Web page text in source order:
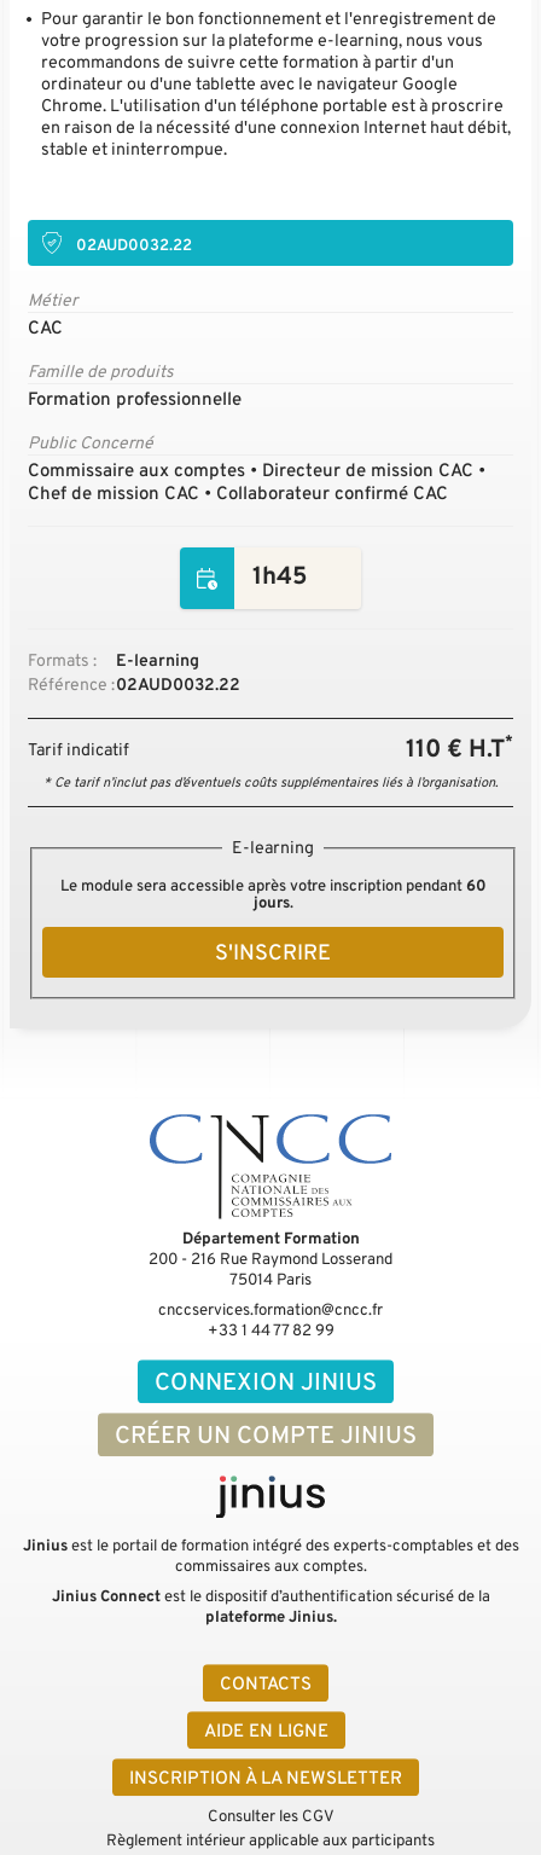
Pour garantir le bon fonctionnement et l'enregistrement de
votre progression sur la plateforme e-learning, nous vous
recommandons de suivre cette formation à partir d'un
ordinateur ou d'une tablette avec le navigateur Google
Chrome. L'utilisation d'un téléphone portable est à proscrire
en raison de la nécessité d'une connexion Internet haut débit,
stable et ininterrompue.
02AUD0032.22
Métier
CAC
Famille de produits
Formation professionnelle
Public Concerné
Commissaire aux comptes • Directeur de mission CAC •
Chef de mission CAC • Collaborateur confirmé CAC
1h45
Formats :
E-learning
Référence :02AUD0032.22
Tarif indicatif 110 € H.T*
* Ce tarif n’inclut pas d’éventuels coûts supplémentaires liés à l’organisation.
E-learning
Le module sera accessible après votre inscription pendant60
jours.
S'INSCRIRE
CONNEXION JINIUS
CRÉER UN COMPTE JINIUS
CONTACTS
AIDE EN LIGNE
INSCRIPTION À LA NEWSLETTER
Département Formation
200 - 216 Rue Raymond Losserand
75014 Paris
cnccservices.formation@cncc.fr
+33 1 44 77 82 99
Jiniusest le portail de formation intégré des experts-comptables et des
commissaires aux comptes.
Jinius Connectest le dispositif d’authentification sécurisé de la
plateforme Jinius.
Consulter les CGV
Règlement intérieur applicable aux participants